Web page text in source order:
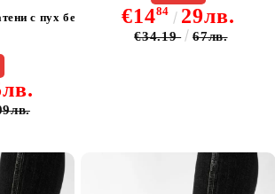
с пух бежови от еко кожа Oona #22793
€1484 29лв.
€34.19 67лв.